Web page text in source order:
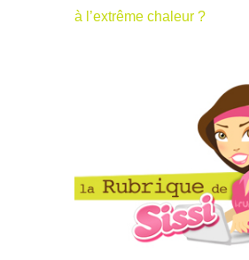
à l’extrême chaleur ?